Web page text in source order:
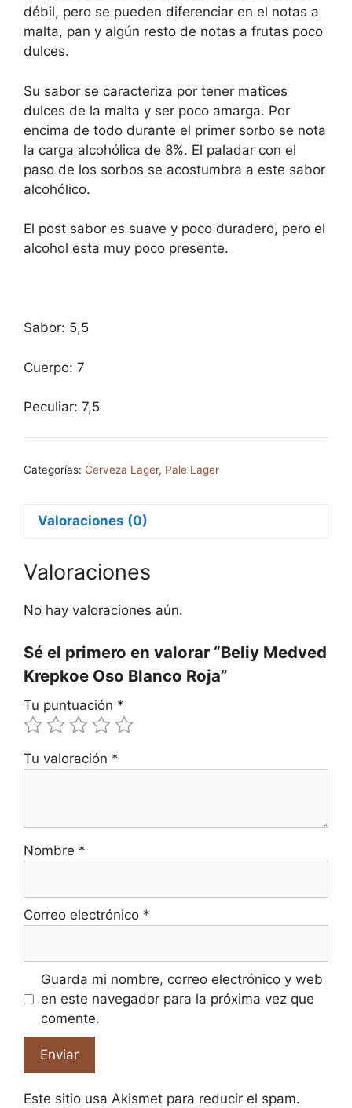
débil, pero se pueden diferenciar en el notas a
malta, pan y algún resto de notas a frutas poco
dulces.
Su sabor se caracteriza por tener matices
dulces de la malta y ser poco amarga. Por
encima de todo durante el primer sorbo se nota
la carga alcohólica de 8%. El paladar con el
paso de los sorbos se acostumbra a este sabor
alcohólico.
El post sabor es suave y poco duradero, pero el
alcohol esta muy poco presente.
Sabor: 5,5
Cuerpo: 7
Peculiar: 7,5
Categorías: Cerveza Lager, Pale Lager
Valoraciones (0)
Valoraciones
No hay valoraciones aún.
Sé el primero en valorar “Beliy Medved
Krepkoe Oso Blanco Roja”
Tu puntuación *
Tu valoración *
Nombre *
Correo electrónico *
Guarda mi nombre, correo electrónico y web
en este navegador para la próxima vez que
comente.
Este sitio usa Akismet para reducir el spam.